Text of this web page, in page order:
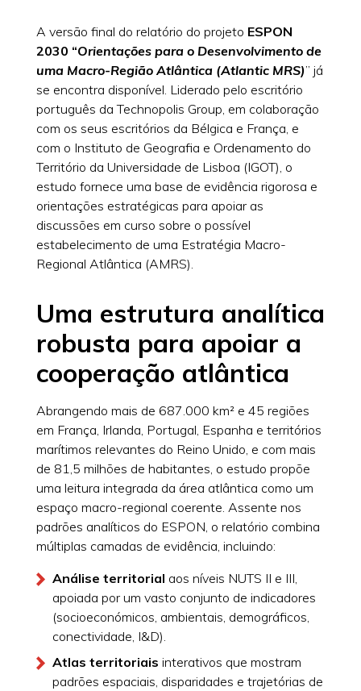
A versão final do relatório do projeto ESPON
2030 “Orientações para o Desenvolvimento de
uma Macro-Região Atlântica (Atlantic MRS)” já
se encontra disponível. Liderado pelo escritório
português da Technopolis Group, em colaboração
com os seus escritórios da Bélgica e França, e
com o Instituto de Geografia e Ordenamento do
Território da Universidade de Lisboa (IGOT), o
estudo fornece uma base de evidência rigorosa e
orientações estratégicas para apoiar as
discussões em curso sobre o possível
estabelecimento de uma Estratégia Macro-
Regional Atlântica (AMRS).
Uma estrutura analítica
robusta para apoiar a
cooperação atlântica
Abrangendo mais de 687.000 km² e 45 regiões
em França, Irlanda, Portugal, Espanha e territórios
marítimos relevantes do Reino Unido, e com mais
de 81,5 milhões de habitantes, o estudo propõe
uma leitura integrada da área atlântica como um
espaço macro-regional coerente. Assente nos
padrões analíticos do ESPON, o relatório combina
múltiplas camadas de evidência, incluindo:
Análise territorial aos níveis NUTS II e III,
apoiada por um vasto conjunto de indicadores
(socioeconómicos, ambientais, demográficos,
conectividade, I&D).
Atlas territoriais interativos que mostram
padrões espaciais, disparidades e trajetórias de